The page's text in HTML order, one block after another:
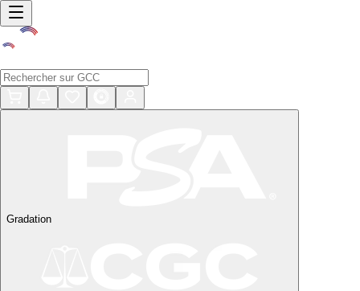
Gradation